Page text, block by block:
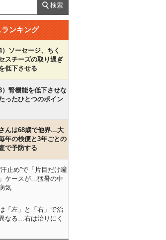
ンキング
ソーセージ、ちく
スチーズの取り過ぎ
低下させる
）腎機能を低下させな
ったひとつのポイン
んは68歳で他界…大
年の検便と3年ごとの
で予防する
止め”で「片目だけ瞳
ケースが…猛暑の中
気
「左」と「右」で治
なる…右は治りにく